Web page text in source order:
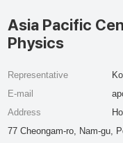
Asia Pacific
Physics
Representative
E-mail
Address
77 Cheongam-ro, Nam-gu,